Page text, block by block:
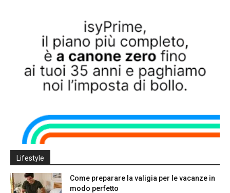
Lifestyle
Come preparare la valigia per le vacanze in
modo perfetto